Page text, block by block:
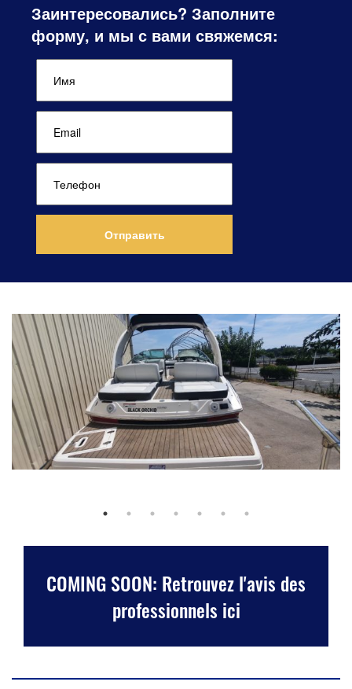
Заинтересовались? Заполните
форму, и мы с вами свяжемся:
COMING SOON: Retrouvez l'avis des
professionnels ici